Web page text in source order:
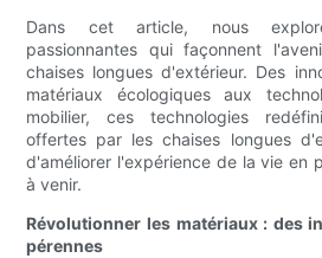
Dans cet article, nous
passionnantes qui façonnent
chaises longues d'extérieur. Des
matériaux écologiques aux
mobilier, ces technologies
offertes par les chaises longues
d'améliorer l'expérience de la vie en
à venir.
Révolutionner les matériaux : des
pérennes